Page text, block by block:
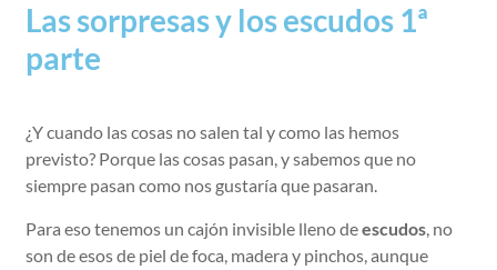
Las sorpresas y los escudos 1ª
parte
¿Y cuando las cosas no salen tal y como las hemos
previsto? Porque las cosas pasan, y sabemos que no
siempre pasan como nos gustaría que pasaran.
Para eso tenemos un cajón invisible lleno deescudos, no
son de esos de piel de foca, madera y pinchos, aunque